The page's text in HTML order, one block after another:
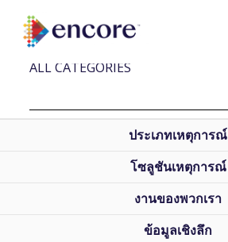
RECENT POSTS
ALL CATEGORIES
ประเภทเหตุการณ์
โซลูชันเหตุการณ์
งานของพวกเรา
ข้อมูลเชิงลึก